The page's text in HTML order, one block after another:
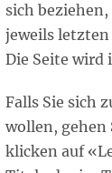
sich
jeweils
Die Seite wird
Falls Sie sich
wollen, gehen
klicken auf